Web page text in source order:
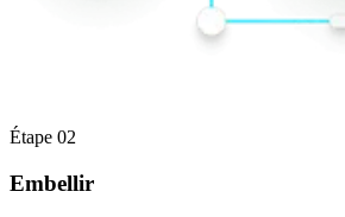
Étape 02
Embellir